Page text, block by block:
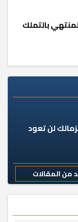
بالتملك
لن تعود
من المقالات